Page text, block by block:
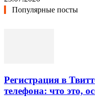
Популярные посты
Регистрация в
телефона: что это,